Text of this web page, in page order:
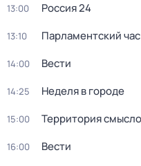
13:00 Россия 24
13:10 Парламентский час
14:00 Вести
14:25 Неделя в городе
15:00 Территория
16:00 Вести